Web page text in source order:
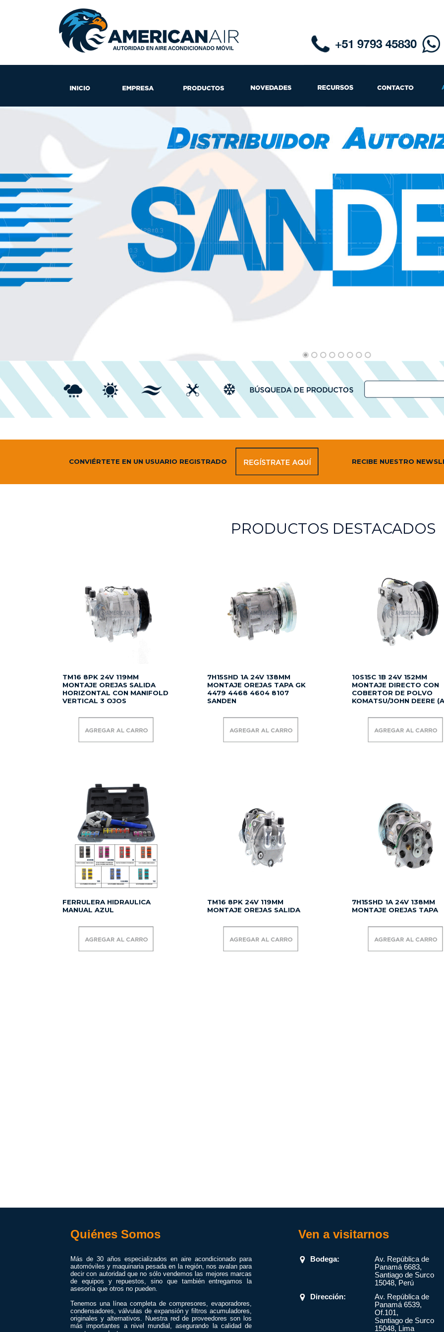
CONVIÉRTETE EN UN USUARIO REGISTRADO RECIBE NUESTRO
PRODUCTOS DESTACADOS
TM16 8PK 24V 119MM
MONTAJE OREJAS SALIDA
HORIZONTAL CON MANIFOLD
VERTICAL 3 OJOS
7H15SHD 1A 24V 138MM
MONTAJE OREJAS TAPA GK
4479 4468 4604 8107
SANDEN
10S15C 1B 24V 152MM
MONTAJE DIRECTO CON
COBERTOR DE POLVO
KOMATSU/JOHN DEERE
FERRULERA HIDRAULICA
MANUAL AZUL
TM16 8PK 24V 119MM
MONTAJE OREJAS SALIDA
7H15SHD 1A 24V 138MM
MONTAJE OREJAS TAPA
Quiénes Somos
Más de 30 años especializados en aire acondicionado para
automóviles y maquinaria pesada en la región, nos avalan para
decir con autoridad que no sólo vendemos las mejores marcas
de equipos y repuestos, sino que también entregamos la
asesoría que otros no pueden.
Tenemos una línea completa de compresores, evaporadores,
condensadores, válvulas de expansión y filtros acumuladores,
originales y alternativos. Nuestra red de proveedores son los
más importantes a nivel mundial, asegurando la calidad de
Ven a visitarnos
Bodega:
Av. República de
Panamá 6683,
Santiago de Surco
15048, Perú
Dirección:
Av. República de
Panamá 6539,
Of.101,
Santiago de Surco
15048, Lima